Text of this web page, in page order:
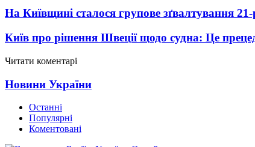
На Київщині сталося групове зґвалтування 21-
Київ про рішення Швеції щодо судна: Це
Читати коментарі
Новини України
Останні
Популярні
Коментовані